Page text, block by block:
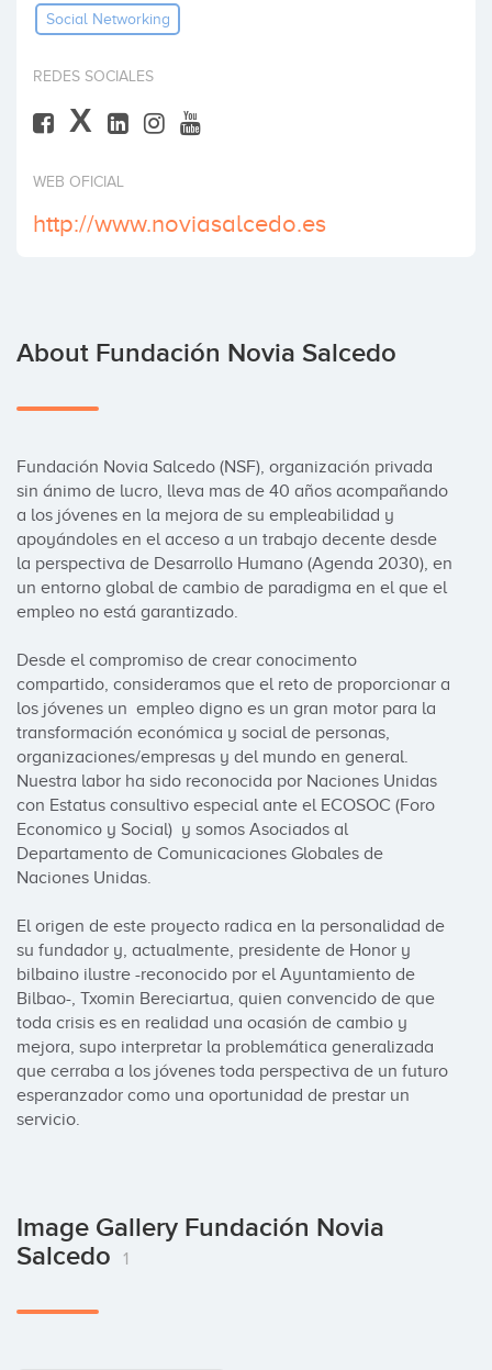
InvestSocial Networking
REDES SOCIALES
X
WEB OFICIAL
http://www.noviasalcedo.es
About Fundación Novia Salcedo
Fundación Novia Salcedo (NSF), organización privada
sin ánimo de lucro, lleva mas de 40 años acompañando
a los jóvenes en la mejora de su empleabilidad y
apoyándoles en el acceso a un trabajo decente desde
la perspectiva de Desarrollo Humano (Agenda 2030), en
un entorno global de cambio de paradigma en el que el
empleo no está garantizado.
Desde el compromiso de crear conocimento
compartido, consideramos que el reto de proporcionar a
los jóvenes un  empleo digno es un gran motor para la
transformación económica y social de personas,
organizaciones/empresas y del mundo en general.
Nuestra labor ha sido reconocida por Naciones Unidas
con Estatus consultivo especial ante el ECOSOC (Foro
Economico y Social)  y somos Asociados al
Departamento de Comunicaciones Globales de
Naciones Unidas.
El origen de este proyecto radica en la personalidad de
su fundador y, actualmente, presidente de Honor y
bilbaino ilustre -reconocido por el Ayuntamiento de
Bilbao-, Txomin Bereciartua, quien convencido de que
toda crisis es en realidad una ocasión de cambio y
mejora, supo interpretar la problemática generalizada
que cerraba a los jóvenes toda perspectiva de un futuro
esperanzador como una oportunidad de prestar un
servicio.
Image Gallery Fundación Novia
Salcedo
1